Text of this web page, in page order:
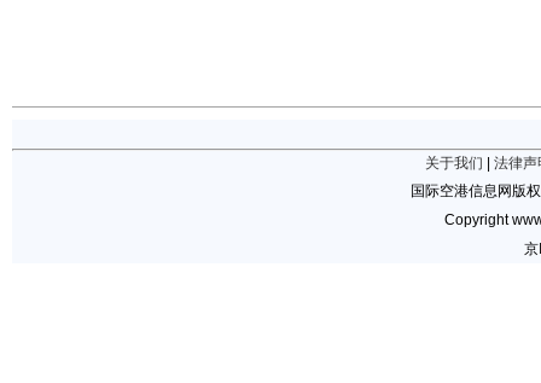
关于我们
法律声
国际空港信息网版
Copyright